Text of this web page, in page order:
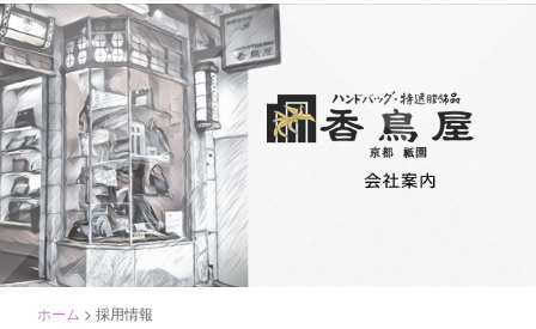
ホーム >採用情報